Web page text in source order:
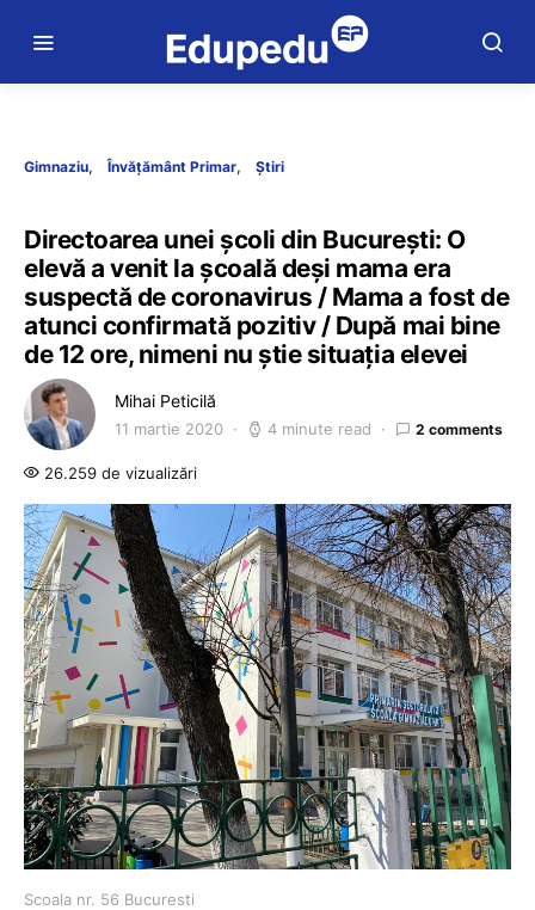
Gimnaziu Învățământ Primar Știri
Directoarea unei școli din București: O
elevă a venit la școală deși mama era
suspectă de coronavirus / Mama a fost de
atunci confirmată pozitiv / După mai bine
de 12 ore, nimeni nu știe situația elevei
Mihai Peticilă
11 martie 2020 4 minute read 2 comments
26.259 de vizualizări
Scoala nr. 56 Bucuresti